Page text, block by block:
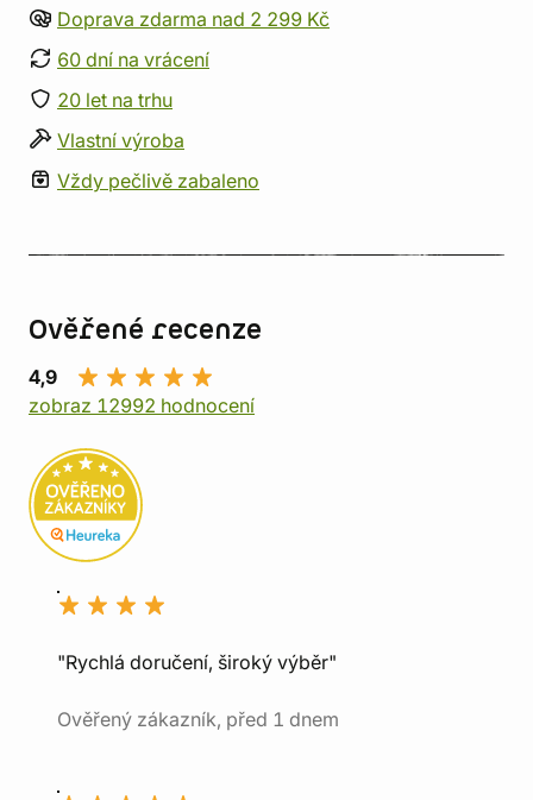
Doprava zdarma nad 2 299 Kč
60 dní na vrácení
20 let na trhu
Vlastní výroba
Vždy pečlivě zabaleno
Ověřené recenze
4,9
zobraz 12992 hodnocení
"Rychlá doručení, široký výběr"
Ověřený zákazník, před 1 dnem